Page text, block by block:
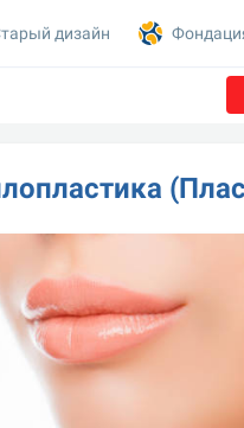
дизайн